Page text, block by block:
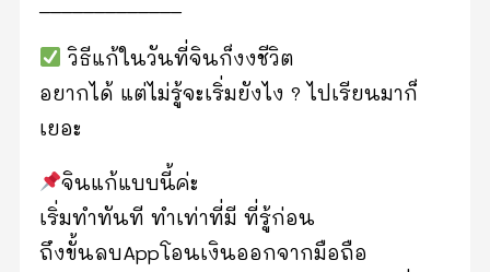
วิธีแก้ในวันที่จินก็งงชีวิต
อยากได้ แต่ไม่รู้จะเริ่มยังไง ? ไปเรียนมาก็
เยอะ
​จินแก้แบบนี้ค่ะ
เริ่มทำทันที ทำเท่าที่มี ที่รู้ก่อน
ถึงขั้นลบAppโอนเงินออกจากมือถือ